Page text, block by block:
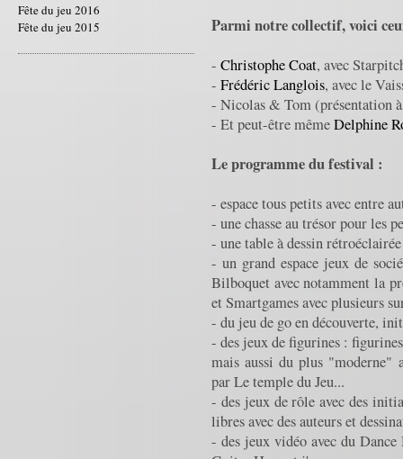
Fête du jeu 2016
Fête du jeu 2015
Parmi notre collectif, voici
-Christophe Coat, avec
-Frédéric Langlois, avec le
- Nicolas & Tom (présentation
- Et peut-être mêmeDelphine
Le programme du festival :
- espace tous petits avec entre
- une chasse au trésor pour les
- une table à dessin
- un grand espace jeux de
Bilboquet avec notamment la
et Smartgames avec plusieurs
- du jeu de go en découverte,
- des jeux de figurines :
mais aussi du plus "moderne"
par Le temple du Jeu...
- des jeux de rôle avec des
libres avec des auteurs et
- des jeux vidéo avec du